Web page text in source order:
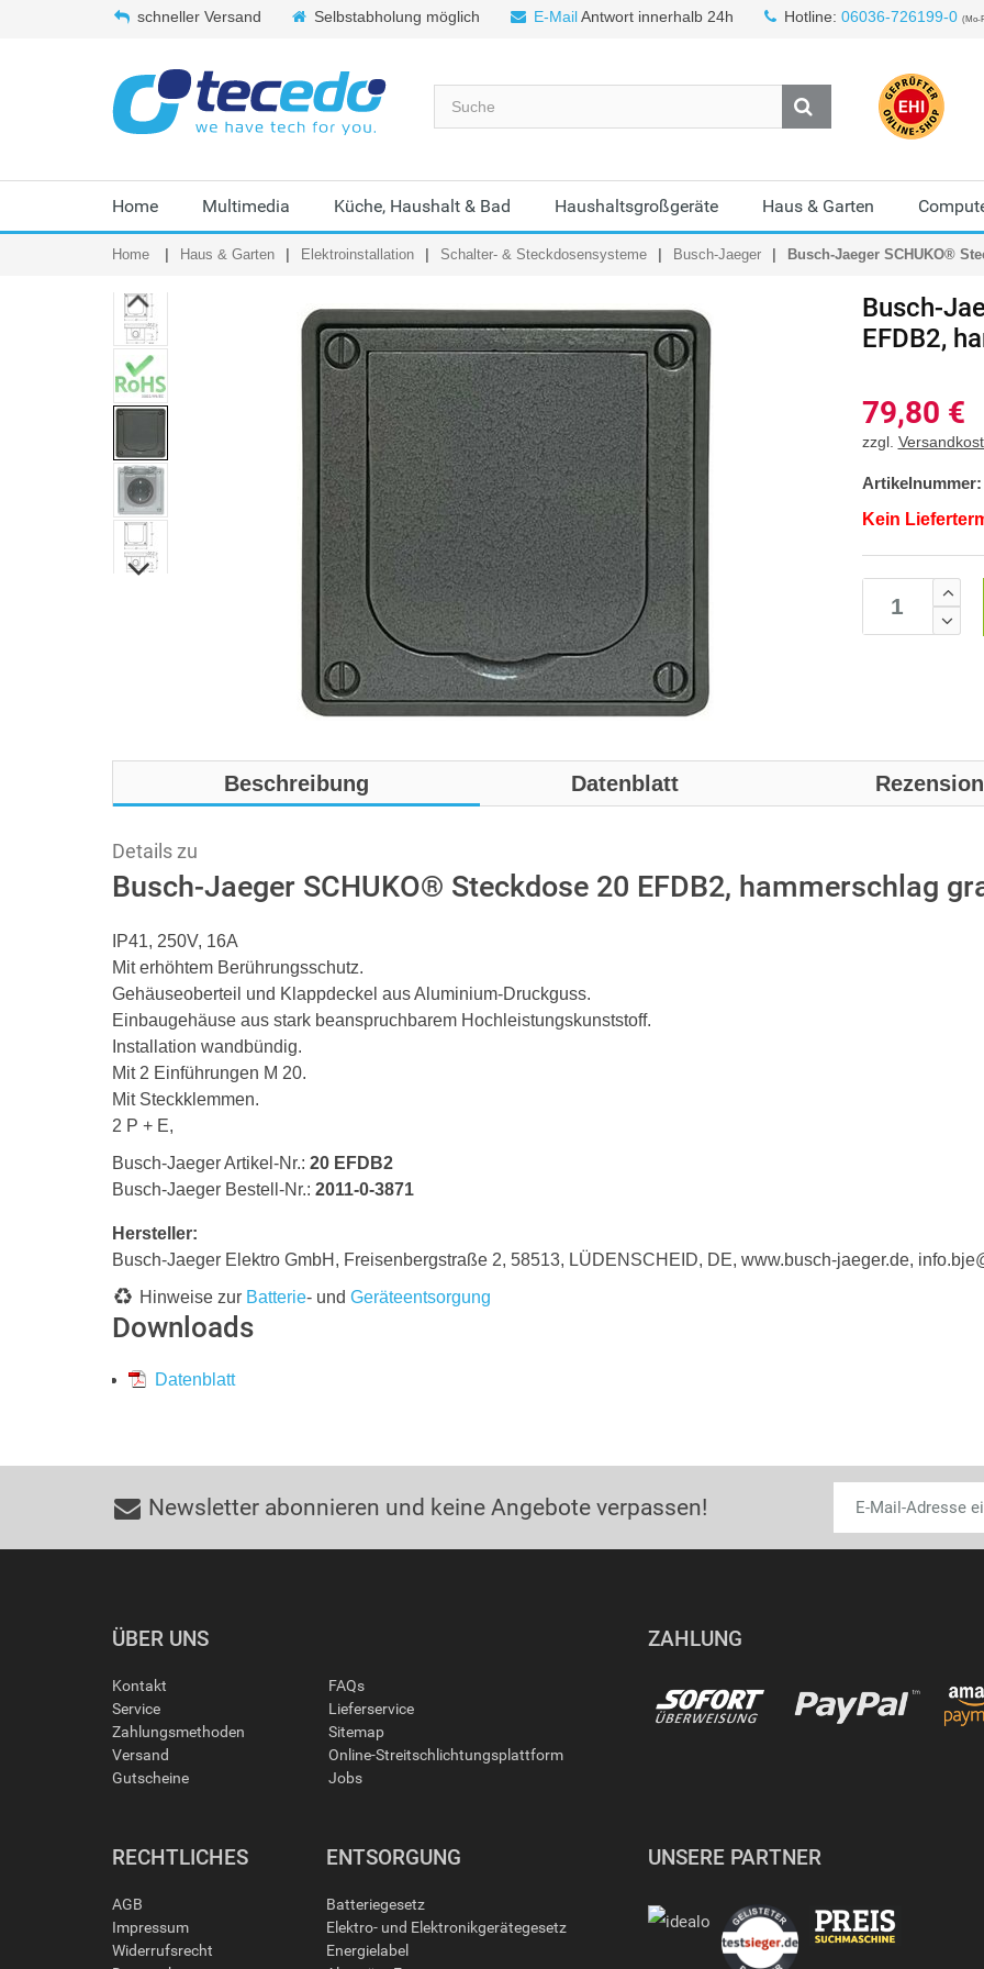
schneller Versand Selbstabholung möglich E-MailAntwort innerhalb 24h Hotline: 06036-726199-0 (Mo-
Home Multimedia Küche, Haushalt & Bad Haushaltsgroßgeräte Haus & Garten
Home Haus & Garten Elektroinstallation Schalter- & Steckdosensysteme Busch-Jaeger Busch-Jaeger SCHUKO®
Busch-
EFDB2,
79,80 €
zzgl.
Artikelnummer:
Kein
Beschreibung Datenblatt
Details zu
Busch-Jaeger SCHUKO® Steckdose 20 EFDB2, hammerschlag
IP41, 250V, 16A
Mit erhöhtem Berührungsschutz.
Gehäuseoberteil und Klappdeckel aus Aluminium-Druckguss.
Einbaugehäuse aus stark beanspruchbarem Hochleistungskunststoff.
Installation wandbündig.
Mit 2 Einführungen M 20.
Mit Steckklemmen.
2 P + E,
Busch-Jaeger Artikel-Nr.: 20 EFDB2
Busch-Jaeger Bestell-Nr.: 2011-0-3871
Hersteller:
Busch-Jaeger Elektro GmbH, Freisenbergstraße 2, 58513, LÜDENSCHEID, DE, www.busch-jaeger.de,
Hinweise zur Batterie- und Geräteentsorgung
Downloads
Datenblatt
Newsletter abonnieren und keine Angebote verpassen!
ÜBER UNS
Kontakt
Service
Zahlungsmethoden
Versand
Gutscheine
FAQs
Lieferservice
Sitemap
Online-Streitschlichtungsplattform
Jobs
ZAHLUNG
RECHTLICHES
AGB
Impressum
Widerrufsrecht
ENTSORGUNG
Batteriegesetz
Elektro- und Elektronikgerätegesetz
Energielabel
UNSERE PARTNER